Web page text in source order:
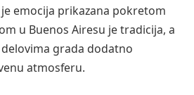
emocija prikazana pokretom
u Buenos Airesu je tradicija, a
grada dodatno
atmosferu.